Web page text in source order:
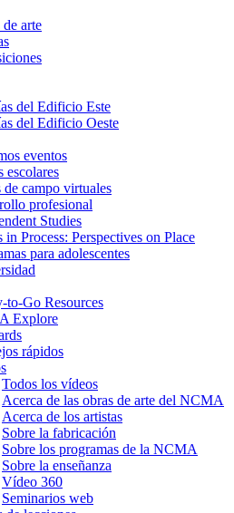
arte
del Edificio Este
del Edificio Oeste
eventos
escolares
de campo virtuales
profesional
Studies
in Process: Perspectives on Place
para adolescentes
to-Go Resources
Explore
rápidos
Todos los vídeos
Acerca de las obras de arte del NCMA
Acerca de los artistas
Sobre la fabricación
Sobre los programas de la NCMA
Sobre la enseñanza
Vídeo 360
Seminarios web